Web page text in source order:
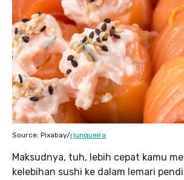
Source: Pixabay/rjunqueira
Maksudnya, tuh, lebih cepat kamu
kelebihan sushi ke dalam lemari